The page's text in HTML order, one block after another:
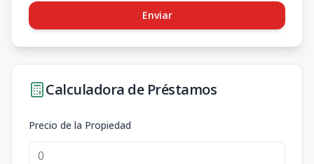
Enviar
Calculadora de Préstamos
Precio de la Propiedad